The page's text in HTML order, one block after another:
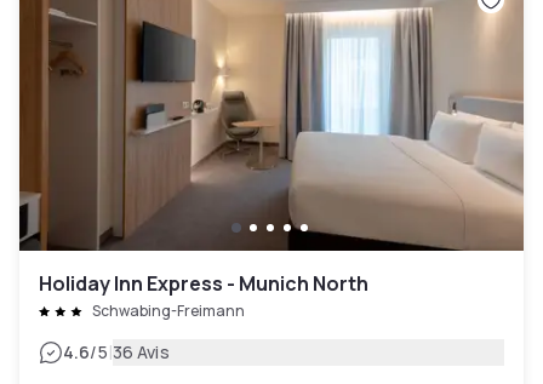
Holiday Inn Express - Munich North
Schwabing-Freimann
4.6/5|36 Avis